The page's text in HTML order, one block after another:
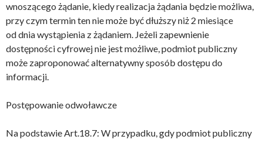
wnoszącego żądanie, kiedy realizacja żądania będzie możliwa,
przy czym termin ten nie może być dłuższy niż 2 miesiące
od dnia wystąpienia z żądaniem. Jeżeli zapewnienie
dostępności cyfrowej nie jest możliwe, podmiot publiczny
może zaproponować alternatywny sposób dostępu do
informacji.
Postępowanie odwoławcze
Na podstawie Art.18.7: W przypadku, gdy podmiot publiczny